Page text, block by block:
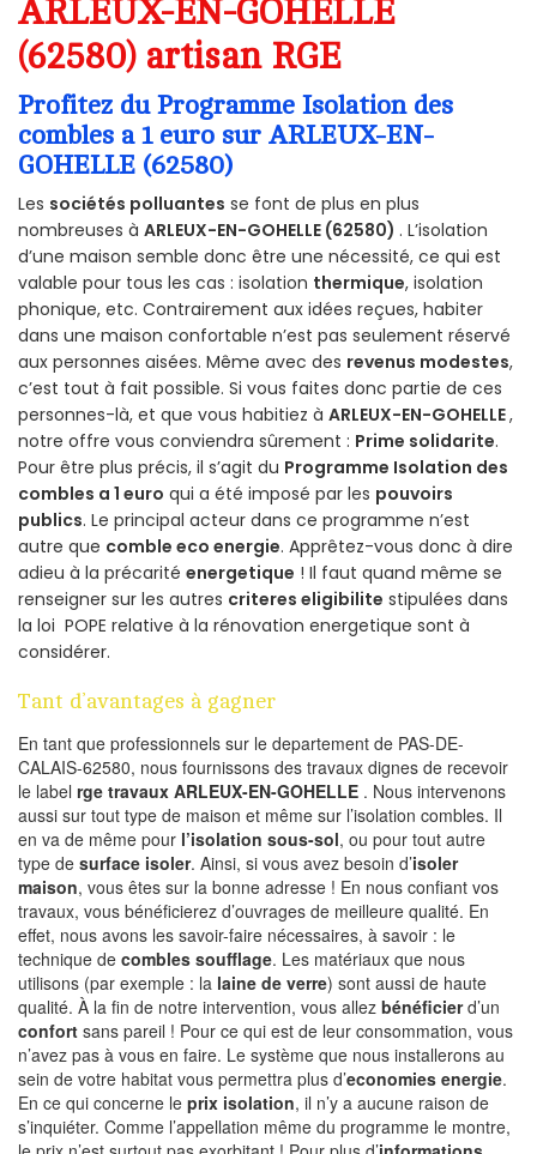
ARLEUX-EN-GOHELLE
(62580) artisan RGE
Profitez du Programme Isolation des
combles a 1 euro sur ARLEUX-EN-
GOHELLE (62580)
Les sociétés polluantes se font de plus en plus
nombreuses à ARLEUX-EN-GOHELLE (62580) . L’isolation
d’une maison semble donc être une nécessité, ce qui est
valable pour tous les cas : isolation thermique, isolation
phonique, etc. Contrairement aux idées reçues, habiter
dans une maison confortable n’est pas seulement réservé
aux personnes aisées. Même avec des revenus modestes,
c’est tout à fait possible. Si vous faites donc partie de ces
personnes-là, et que vous habitiez à ARLEUX-EN-GOHELLE,
notre offre vous conviendra sûrement : Prime solidarite.
Pour être plus précis, il s’agit du Programme Isolation des
combles a 1 euro qui a été imposé par les pouvoirs
publics. Le principal acteur dans ce programme n’est
autre que comble eco energie. Apprêtez-vous donc à dire
adieu à la précarité energetique ! Il faut quand même se
renseigner sur les autres criteres eligibilite stipulées dans
la loi POPE relative à la rénovation energetique sont à
considérer.
Tant d’avantages à gagner
En tant que professionnels sur le departement de PAS-DE-
CALAIS-62580, nous fournissons des travaux dignes de recevoir
le label rge travaux ARLEUX-EN-GOHELLE . Nous intervenons
aussi sur tout type de maison et même sur l’isolation combles. Il
en va de même pour l’isolation sous-sol, ou pour tout autre
type de surface isoler. Ainsi, si vous avez besoin d’isoler
maison, vous êtes sur la bonne adresse ! En nous confiant vos
travaux, vous bénéficierez d’ouvrages de meilleure qualité. En
effet, nous avons les savoir-faire nécessaires, à savoir : le
technique de combles soufflage. Les matériaux que nous
utilisons (par exemple : la laine de verre) sont aussi de haute
qualité. À la fin de notre intervention, vous allez bénéficierd’un
confort sans pareil ! Pour ce qui est de leur consommation, vous
n’avez pas à vous en faire. Le système que nous installerons au
sein de votre habitat vous permettra plus d’economies energie.
En ce qui concerne le prix isolation, il n’y a aucune raison de
s’inquiéter. Comme l’appellation même du programme le montre,